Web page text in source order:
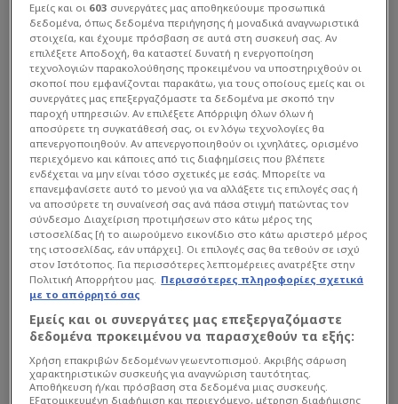
Εμείς και οι 603 συνεργάτες μας αποθηκεύουμε προσωπικά
δεδομένα, όπως δεδομένα περιήγησης ή μοναδικά αναγνωριστικά
στοιχεία, και έχουμε πρόσβαση σε αυτά στη συσκευή σας. Αν
επιλέξετε Αποδοχή, θα καταστεί δυνατή η ενεργοποίηση
τεχνολογιών παρακολούθησης προκειμένου να υποστηριχθούν οι
σκοποί που εμφανίζονται παρακάτω, για τους οποίους εμείς και οι
συνεργάτες μας επεξεργαζόμαστε τα δεδομένα με σκοπό την
παροχή υπηρεσιών. Αν επιλέξετε Απόρριψη όλων όλων ή
αποσύρετε τη συγκατάθεσή σας, οι εν λόγω τεχνολογίες θα
απενεργοποιηθούν. Αν απενεργοποιηθούν οι ιχνηλάτες, ορισμένο
περιεχόμενο και κάποιες από τις διαφημίσεις που βλέπετε
ενδέχεται να μην είναι τόσο σχετικές με εσάς. Μπορείτε να
επανεμφανίσετε αυτό το μενού για να αλλάξετε τις επιλογές σας ή
να αποσύρετε τη συναίνεσή σας ανά πάσα στιγμή πατώντας τον
σύνδεσμο Διαχείριση προτιμήσεων στο κάτω μέρος της
ιστοσελίδας [ή το αιωρούμενο εικονίδιο στο κάτω αριστερό μέρος
της ιστοσελίδας, εάν υπάρχει]. Οι επιλογές σας θα τεθούν σε ισχύ
στον Ιστότοπος. Για περισσότερες λεπτομέρειες ανατρέξτε στην
Πολιτική Απορρήτου μας. Περισσότερες πληροφορίες σχετικά
με το απόρρητό σας
Εμείς και οι συνεργάτες μας επεξεργαζόμαστε
δεδομένα προκειμένου να παρασχεθούν τα εξής:
Χρήση επακριβών δεδομένων γεωεντοπισμού. Ακριβής σάρωση
χαρακτηριστικών συσκευής για αναγνώριση ταυτότητας.
Αποθήκευση ή/και πρόσβαση στα δεδομένα μιας συσκευής.
Εξατομικευμένη διαφήμιση και περιεχόμενο, μέτρηση διαφήμισης